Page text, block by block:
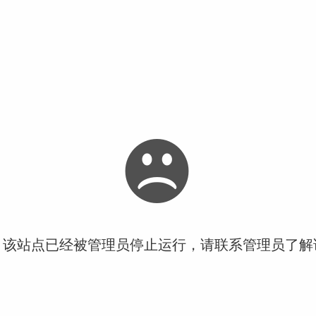
站点已经被管理员停止运行，请联系管理员了